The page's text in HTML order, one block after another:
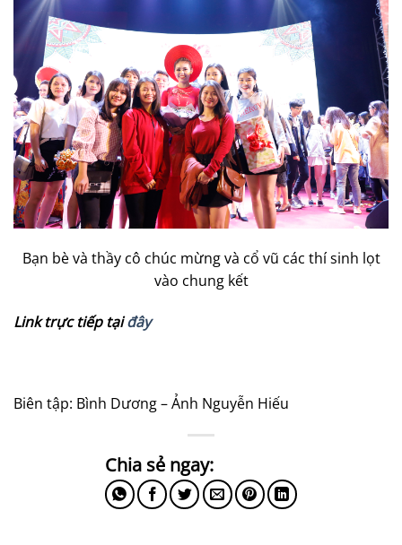
Bạn bè và thầy cô chúc mừng và cổ vũ các thí sinh lọt
vào chung kết
Link trực tiếp tạiđây
Biên tập: Bình Dương – Ảnh Nguyễn Hiếu